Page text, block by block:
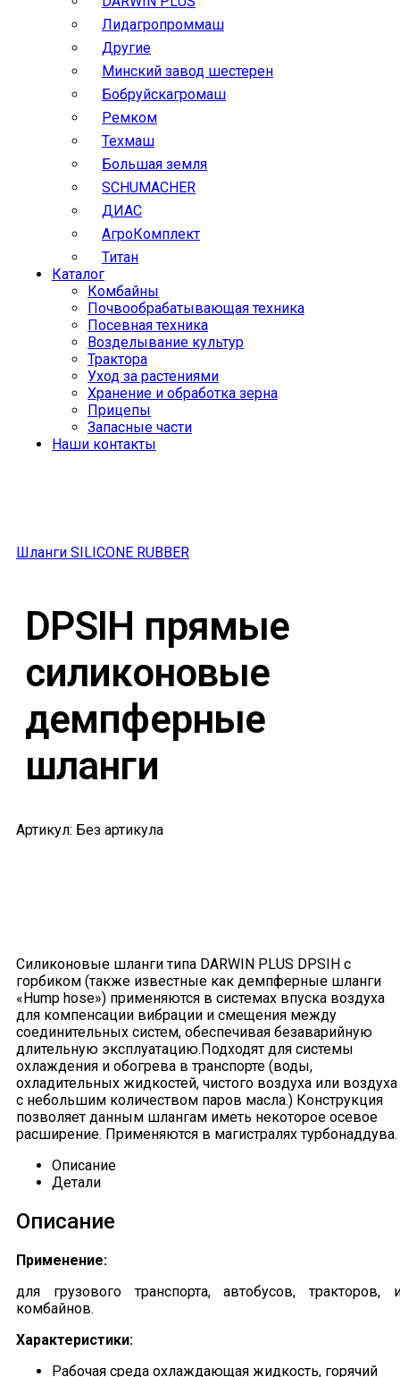
Лидагропроммаш
Другие
Минский завод шестерен
Бобруйскагромаш
Ремком
Техмаш
Большая земля
SCHUMACHER
ДИАС
АгроКомплект
Титан
Каталог
Комбайны
Почвообрабатывающая техника
Посевная техника
Возделывание культур
Трактора
Уход за растениями
Хранение и обработка зерна
Прицепы
Запасные части
Наши контакты
Шланги SILICONE RUBBER
DPSIH прямые
силиконовые
демпферные
шланги
Артикул: Без артикула
Силиконовые шланги типа DARWIN PLUS DPSIH с
горбиком (также известные как демпферные шланги
«Hump hose») применяются в системах впуска воздуха
для компенсации вибрации и смещения между
соединительных систем, обеспечивая безаварийную
длительную эксплуатацию.Подходят для системы
охлаждения и обогрева в транспорте (воды,
охладительных жидкостей, чистого воздуха или воздуха
с небольшим количеством паров масла.) Конструкция
позволяет данным шлангам иметь некоторое осевое
расширение. Применяются в магистралях турбонаддува.
Описание
Детали
Описание
Применение:
для грузового транспорта, автобусов, тракторов,
комбайнов.
Характеристики:
Рабочая среда охлаждающая жидкость, горячий